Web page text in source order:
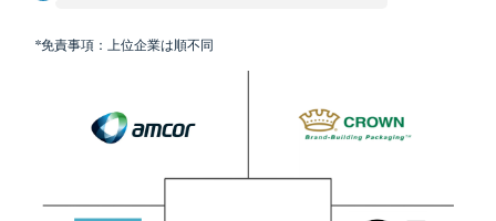
*免責事項：上位企業は順不同